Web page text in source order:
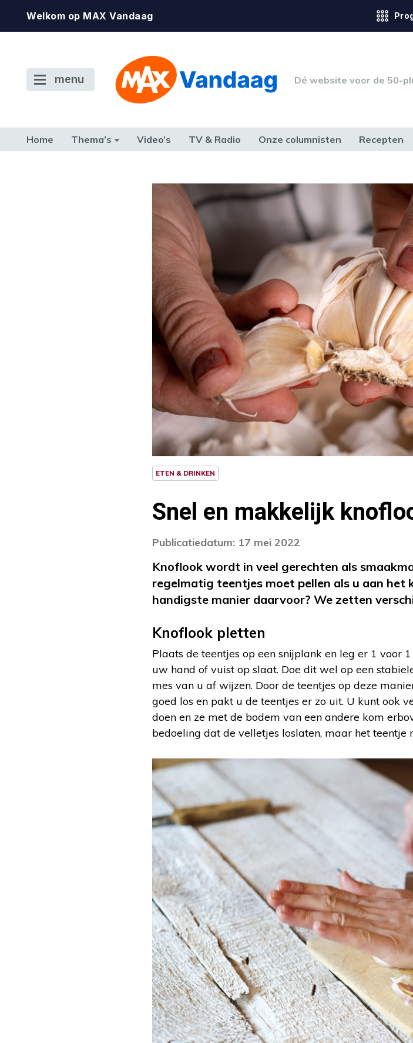
Welkom op MAX Vandaag
menu Dé website voor de 50-
Home Thema’s Video’s TV & Radio Onze columnisten Recepten
ETEN & DRINKEN
Snel en makkelijk
Publicatiedatum: 17 mei 2022
Knoflook wordt in veel gerechten als
regelmatig teentjes moet pellen als u aan het
handigste manier daarvoor? We zetten
Knoflook pletten
Plaats de teentjes op een snijplank en leg er 1 voor
uw hand of vuist op slaat. Doe dit wel op een
mes van u af wijzen. Door de teentjes op deze
goed los en pakt u de teentjes er zo uit. U kunt ook
doen en ze met de bodem van een andere kom
bedoeling dat de velletjes loslaten, maar het